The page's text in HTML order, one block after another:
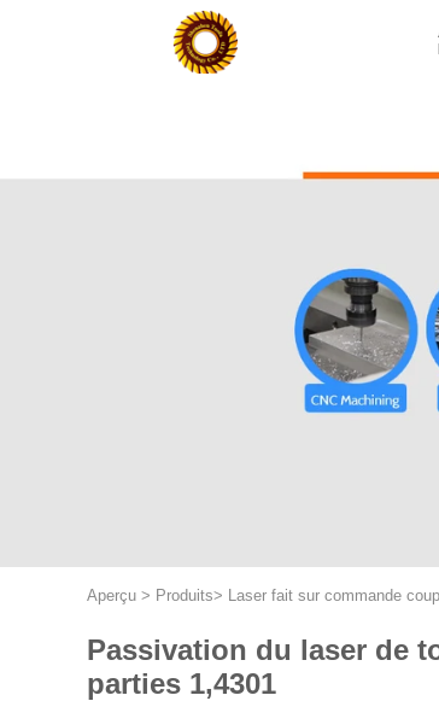
Aperçu > Produits> Laser fait sur commande
Passivation du laser de
parties 1,4301